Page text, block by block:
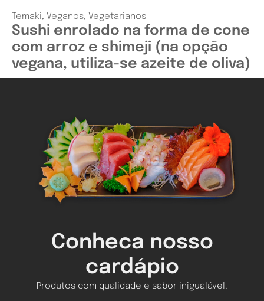
Temaki, Veganos, Vegetarianos
Sushi enrolado na forma de cone
com arroz e shimeji (na opção
vegana, utiliza-se azeite de oliva)
Conheca nosso
cardápio
Produtos com qualidade e sabor inigualável.